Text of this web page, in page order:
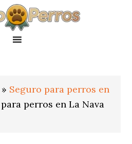
» Seguro para perros en
perros en La Nava